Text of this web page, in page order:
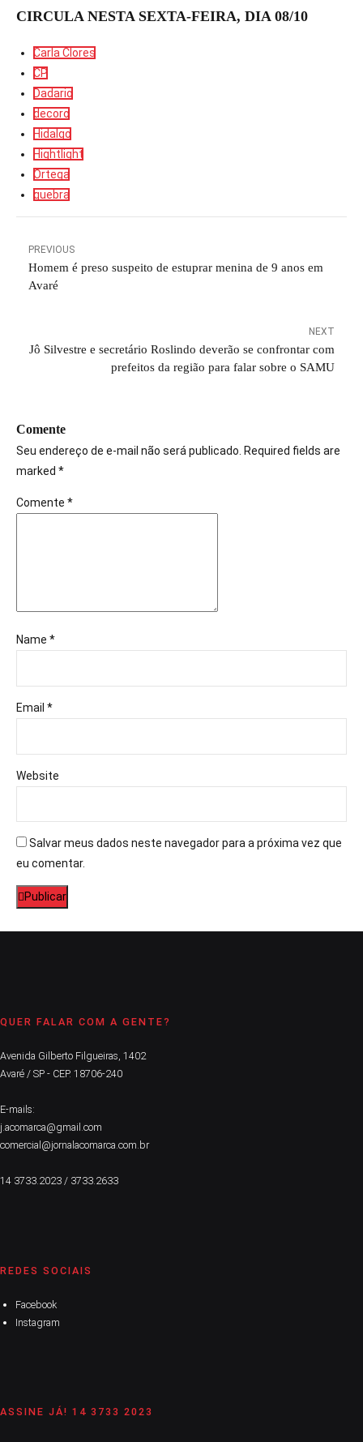
CIRCULA NESTA SEXTA-FEIRA, DIA 08/10
Carla Clores
CP
Dadario
decoro
Hidalgo
Hightlight
Ortega
quebra
PREVIOUS
Homem é preso suspeito de estuprar menina de 9 anos em
Avaré
NEXT
Jô Silvestre e secretário Roslindo deverão se confrontar com
prefeitos da região para falar sobre o SAMU
Comente
Seu endereço de e-mail não será publicado. Required fields are
marked *
Comente *
Name *
Email *
Website
Salvar meus dados neste navegador para a próxima vez que
eu comentar.
Publicar
QUER FALAR COM A GENTE?
Avenida Gilberto Filgueiras, 1402
Avaré / SP - CEP. 18706-240
E-mails:
j.acomarca@gmail.com
comercial@jornalacomarca.com.br
14 3733.2023 / 3733.2633
REDES SOCIAIS
Facebook
Instagram
ASSINE JÁ! 14 3733 2023